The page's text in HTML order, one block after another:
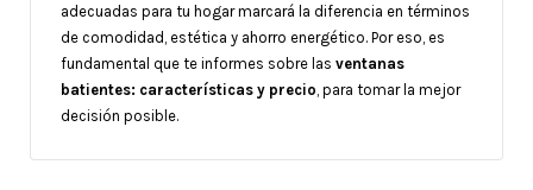
adecuadas para tu hogar marcará la diferencia en términos
de comodidad, estética y ahorro energético. Por eso, es
fundamental que te informes sobre las ventanas
batientes: características y precio , para tomar la mejor
decisión posible.